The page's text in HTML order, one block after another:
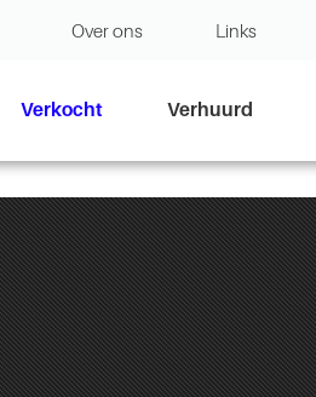
Over ons Links
Verkocht Verhuurd